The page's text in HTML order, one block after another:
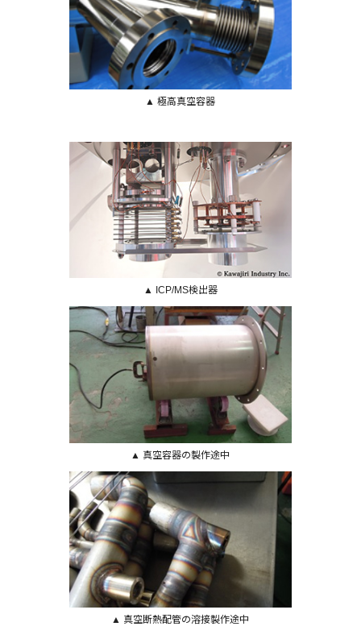
▲ 極高真空容器
▲ ICP/MS検出器
▲ 真空容器の製作途中
▲ 真空断熱配管の溶接製作途中